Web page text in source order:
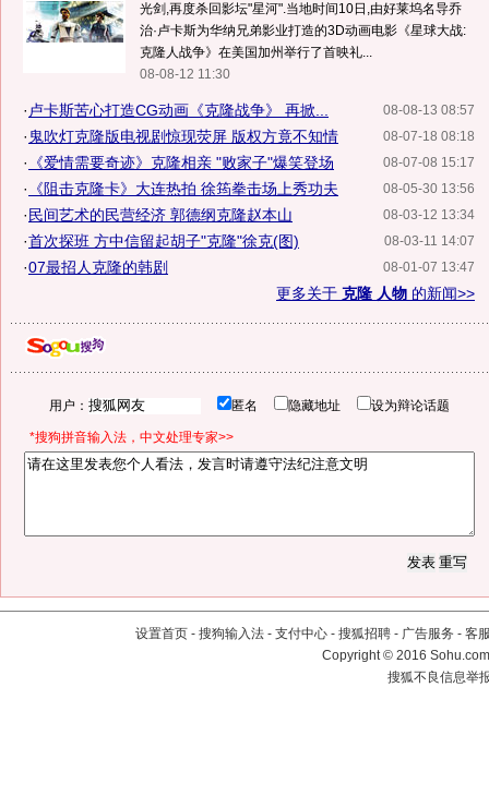
光剑,再度杀回影坛"星河".当地时间10日,由好莱坞名导乔
治·卢卡斯为华纳兄弟影业打造的3D动画电影《星球大战:
克隆人战争》在美国加州举行了首映礼...
08-08-12 11:30
08-08-13 08:57
· 卢卡斯苦心打造CG动画《克隆战争》 再掀...
08-07-18 08:18
· 鬼吹灯克隆版电视剧惊现荧屏 版权方竟不知情
08-07-08 15:17
· 《爱情需要奇迹》克隆相亲 "败家子"爆笑登场
08-05-30 13:56
· 《阻击克隆卡》大连热拍 徐筠拳击场上秀功夫
08-03-12 13:34
· 民间艺术的民营经济 郭德纲克隆赵本山
08-03-11 14:07
·首次探班 方中信留起胡子"克隆"徐克(图)
08-01-07 13:47
·07最招人克隆的韩剧
更多关于 克隆 人物 的新闻>>
用户： 匿名 隐藏地址 设为辩论话题
*搜狗拼音输入法，中文处理专家>>
设置首页 - 搜狗输入法 - 支付中心 - 搜狐招聘 - 广告服务 - 客
Copyright©2016
搜狐不良信息举